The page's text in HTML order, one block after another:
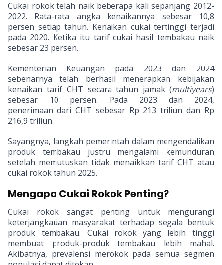
Cukai rokok telah naik beberapa kali sepanjang 2012-
2022. Rata-rata angka kenaikannya sebesar 10,8
persen setiap tahun. Kenaikan cukai tertinggi terjadi
pada 2020. Ketika itu tarif cukai hasil tembakau naik
sebesar 23 persen.
Kementerian Keuangan pada 2023 dan 2024
sebenarnya telah berhasil menerapkan kebijakan
kenaikan tarif CHT secara tahun jamak (multiyears)
sebesar 10 persen. Pada 2023 dan 2024,
penerimaan dari CHT sebesar Rp 213 triliun dan Rp
216,9 triliun.
Sayangnya, langkah pemerintah dalam mengendalikan
produk tembakau justru mengalami kemunduran
setelah memutuskan tidak menaikkan tarif CHT atau
cukai rokok tahun 2025.
Mengapa Cukai Rokok Penting?
Cukai rokok sangat penting untuk mengurangi
keterjangkauan masyarakat terhadap segala bentuk
produk tembakau. Cukai rokok yang lebih tinggi
membuat produk-produk tembakau lebih mahal.
Akibatnya, prevalensi merokok pada semua segmen